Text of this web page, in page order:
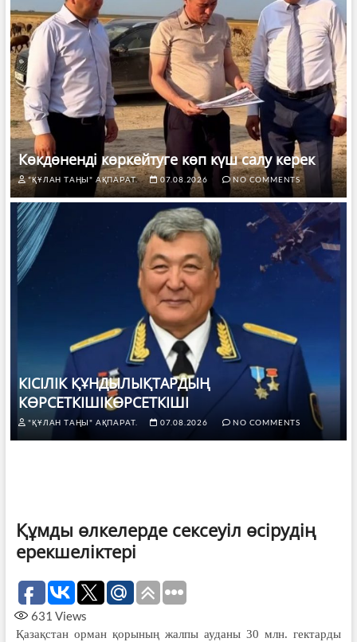
Көкдөненді көркейтуге көп күш салу керек
"ҚҰЛАН ТАҢЫ" АҚПАРАТ. 07.08.2026 NO COMMENTS
КІСІЛІК ҚҰНДЫЛЫҚТАРДЫҢ
КӨРСЕТКІШІКӨРСЕТКІШІ
"ҚҰЛАН ТАҢЫ" АҚПАРАТ. 07.08.2026 NO COMMENTS
Құмды өлкелерде сексеуіл өсірудің
ерекшеліктері
631 Views
Қазақстан орман қорының жалпы ауданы 30 млн. гектарды